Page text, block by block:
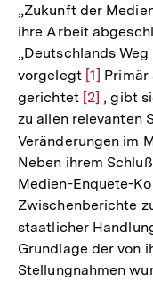
„Zukunft der
ihre Arbeit
„Deutschlands
vorgelegt Zur
Auflösung
der
Fußnote
[1] Primär
gerichtet Zur
Auflösung
der
Fußnote
[2] , gibt
zu allen relevanten
Veränderungen im
Neben ihrem
Medien-Enquete-
Zwischenberichte
staatlicher
Grundlage der von
Stellungnahmen